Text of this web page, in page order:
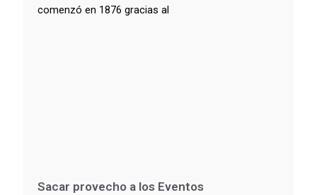
comenzó en 1876 gracias al
Sacar provecho a los Eventos